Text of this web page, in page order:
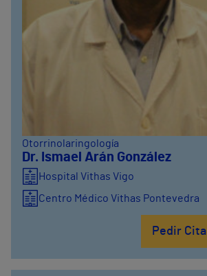
Otorrinolaringología
Dr. Ismael Arán González
Hospital Vithas Vigo
Centro Médico Vithas Pontevedra
Pedir Cita